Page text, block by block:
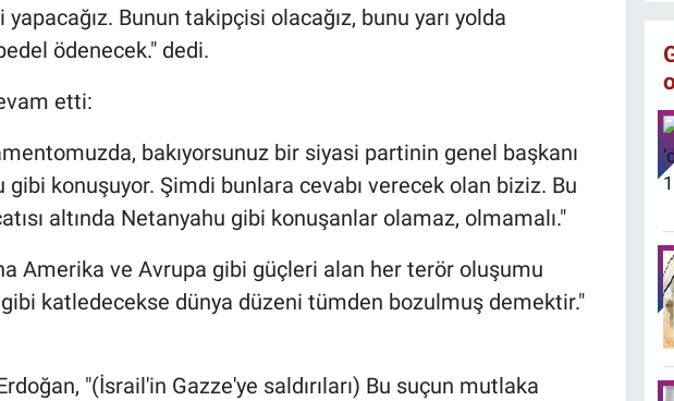
Bunun takipçisi olacağız, bunu yarı yolda
ödenecek." dedi.
etti:
bakıyorsunuz bir siyasi partinin genel başkanı
gibi konuşuyor. Şimdi bunlara cevabı verecek olan biziz. Bu
altında Netanyahu gibi konuşanlar olamaz, olmamalı."
Amerika ve Avrupa gibi güçleri alan her terör oluşumu
katledecekse dünya düzeni tümden bozulmuş demektir."
"(İsrail'in Gazze'ye saldırıları) Bu suçun mutlaka